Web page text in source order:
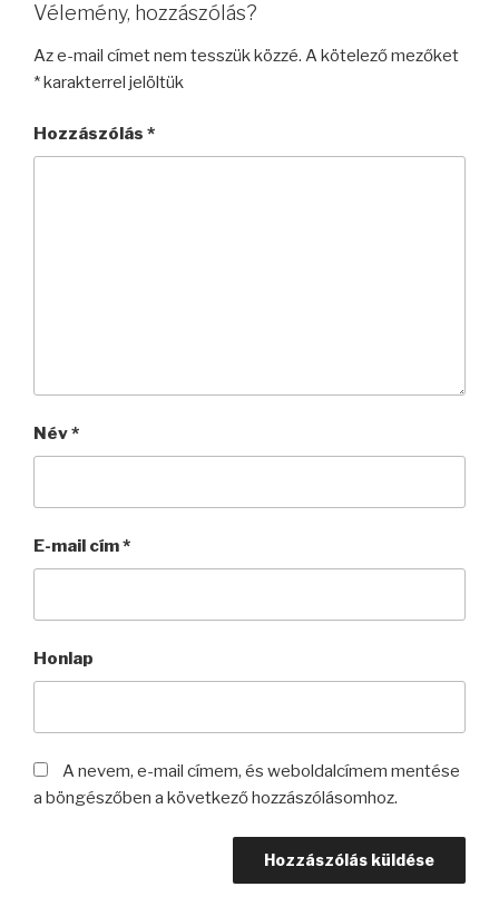
Vélemény, hozzászólás?
Az e-mail címet nem tesszük közzé. A kötelező mezőket
*karakterrel jelöltük
Hozzászólás *
Név*
E-mail cím*
Honlap
A nevem, e-mail címem, és weboldalcímem mentése
a böngészőben a következő hozzászólásomhoz.